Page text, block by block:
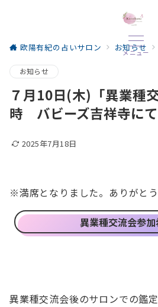
メニュー
欧陽有紀の占いサロン お知らせ
お知らせ
７月10日(木)「異業種
時 バビーズ吉祥寺にて
2025年7月18日
※満席となりました。ありがとう
異業種交流会参
異業種交流会後のサロンでの鑑